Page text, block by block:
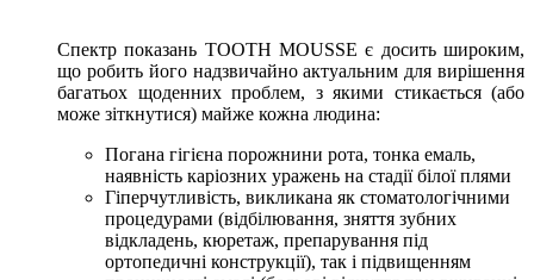
Спектр показань TOOTH MOUSSE є досить широким,
що робить його надзвичайно актуальним для вирішення
багатьох щоденних проблем, з якими стикається (або
може зіткнутися) майже кожна людина:
Погана гігієна порожнини рота, тонка емаль,
наявність каріозних уражень на стадії білої плями
Гіперчутливість, викликана як стоматологічними
процедурами (відбілювання, зняття зубних
відкладень, кюретаж, препарування під
ортопедичні конструкції), так і підвищенням